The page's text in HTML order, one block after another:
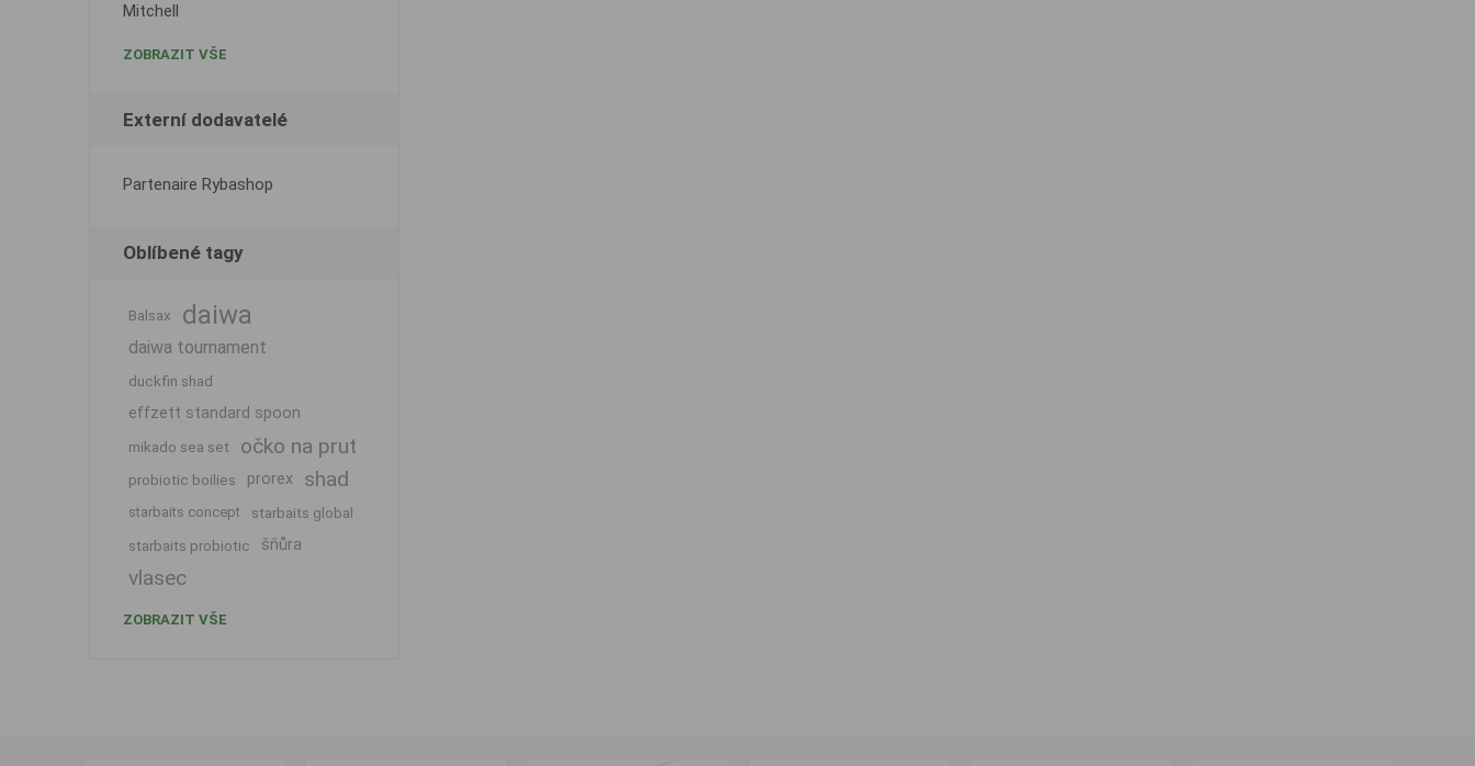
Mitchell
ZOBRAZIT VŠE
Externí dodavatelé
Partenaire Rybashop
Oblíbené tagy
Balsax daiwa
daiwa tournament
duckfin shad
effzett standard spoon
mikado sea set očko na prut
probiotic boilies prorex shad
starbaits concept
starbaits global
starbaits probiotic
šňůra
vlasec
ZOBRAZIT VŠE